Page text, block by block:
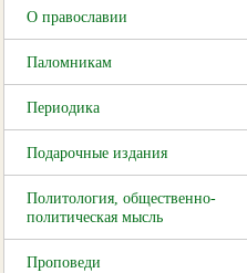
О православии
Паломникам
Периодика
Подарочные издания
Политология, общественно-
политическая мысль
Проповеди